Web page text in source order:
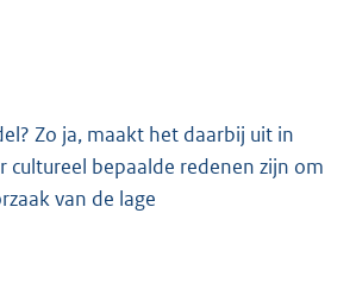
Zo ja, maakt het daarbij uit in
bepaalde redenen zijn om
van de lage